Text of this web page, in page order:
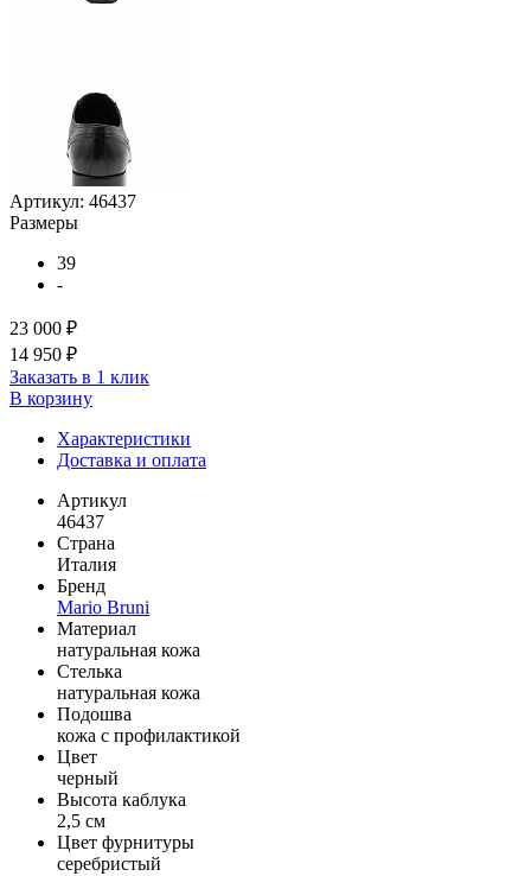
Артикул: 46437
Размеры
39
-
23 000 ₽
14 950 ₽
Заказать в 1 клик
В корзину
Характеристики
Доставка и оплата
Артикул
46437
Страна
Италия
Бренд
Mario Bruni
Материал
натуральная кожа
Стелька
натуральная кожа
Подошва
кожа с профилактикой
Цвет
черный
Высота каблука
2,5 см
Цвет фурнитуры
серебристый